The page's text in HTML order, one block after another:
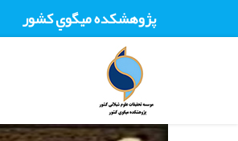
پژوهشکده ميگوي کشور